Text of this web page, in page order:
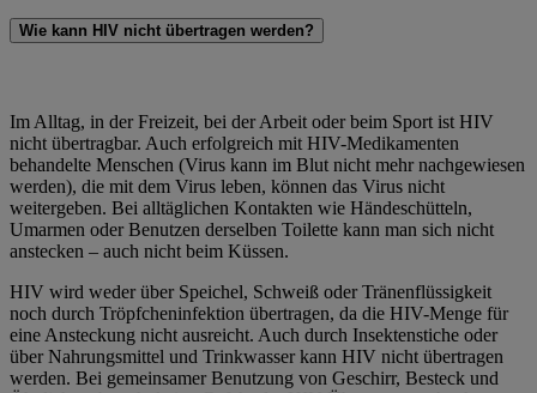
Wie kann HIV nicht übertragen werden?
Im Alltag, in der Freizeit, bei der Arbeit oder beim Sport ist HIV
nicht übertragbar. Auch erfolgreich mit HIV-Medikamenten
behandelte Menschen (Virus kann im Blut nicht mehr nachgewiesen
werden), die mit dem Virus leben, können das Virus nicht
weitergeben. Bei alltäglichen Kontakten wie Händeschütteln,
Umarmen oder Benutzen derselben Toilette kann man sich nicht
anstecken – auch nicht beim Küssen.
HIV wird weder über Speichel, Schweiß oder Tränenflüssigkeit
noch durch Tröpfcheninfektion übertragen, da die HIV-Menge für
eine Ansteckung nicht ausreicht. Auch durch Insektenstiche oder
über Nahrungsmittel und Trinkwasser kann HIV nicht übertragen
werden. Bei gemeinsamer Benutzung von Geschirr, Besteck und